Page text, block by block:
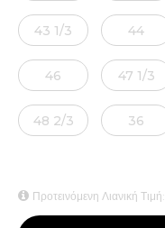
43 1/3 44
46 47 1/3
48 2/3 36
Προτεινόμενη Λιανική Τιμή: